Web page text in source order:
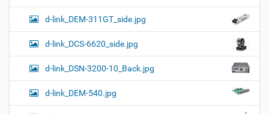
d-link_DEM-311GT_side.jpg
d-link_DCS-6620_side.jpg
d-link_DSN-3200-10_Back.jpg
d-link_DEM-540.jpg